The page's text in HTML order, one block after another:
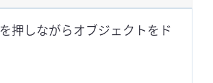
を押しながらオブジェクトをド